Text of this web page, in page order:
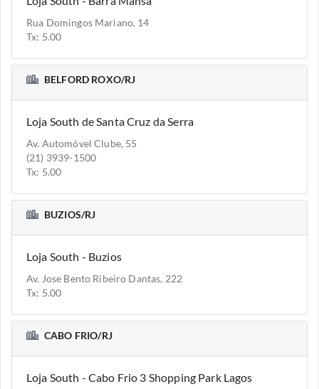
Rua Domingos Mariano, 14
Tx: 5.00
BELFORD ROXO/RJ
Loja South de Santa Cruz da Serra
Av. Automóvel Clube, 55
(21) 3939-1500
Tx: 5.00
BUZIOS/RJ
Loja South - Buzios
Av. Jose Bento Ribeiro Dantas, 222
Tx: 5.00
CABO FRIO/RJ
Loja South - Cabo Frio 3 Shopping Park Lagos